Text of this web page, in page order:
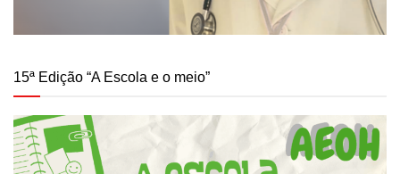
15ª Edição “A Escola e o meio”